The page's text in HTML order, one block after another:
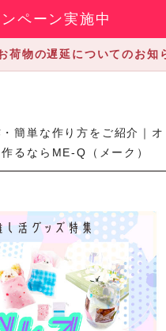
ペーン実施中
荷物の遅延についてのお知
簡単な作り方をご紹介｜
るならME-Q（メーク）